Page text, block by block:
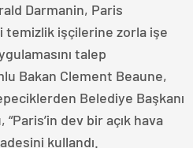
Darmanin, Paris
temizlik işçilerine zorla işe
talep
Bakan Clement Beaune,
Belediye Başkanı
dev bir açık hava
kullandı.